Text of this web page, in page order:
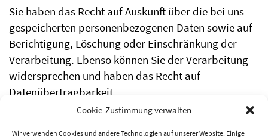
Cookie-Zustimmung verwalten
Wir verwenden Cookies und andere Technologien auf unserer Website. Einige
Sie haben das Recht auf Auskunft über die bei uns
gespeicherten personenbezogenen Daten sowie auf
Berichtigung, Löschung oder Einschränkung der
Verarbeitung. Ebenso können Sie der Verarbeitung
widersprechen und haben das Recht auf
Datenübertragbarkeit.
Für Auskünfte, Anträge oder Beschwerden zum